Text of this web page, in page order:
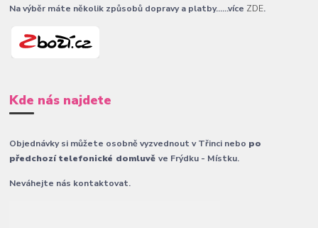
Na výběr máte několik způsobů dopravy a platby......více ZDE.
Kde nás najdete
Objednávky si můžete osobně vyzvednout v Třinci nebo po
předchozí telefonické domluvěve Frýdku - Místku.
Neváhejte nás kontaktovat.